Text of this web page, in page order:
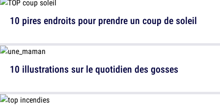
10 illustrations sur le quotidien des gosses
10 pires endroits pour prendre un coup de soleil